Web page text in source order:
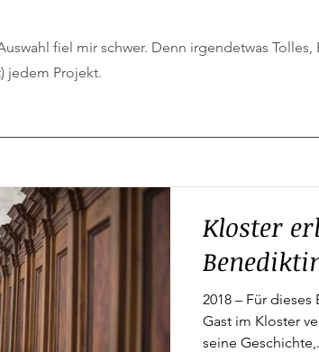
fiel mir schwer. Denn irgendetwas Tolles,
jedem Projekt.
Kloster
2018 – Für
Gast im Kloster
seine